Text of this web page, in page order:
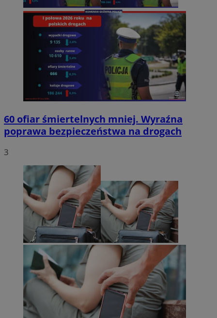
60 ofiar śmiertelnych mniej. Wyraźna
poprawa bezpieczeństwa na drogach
3